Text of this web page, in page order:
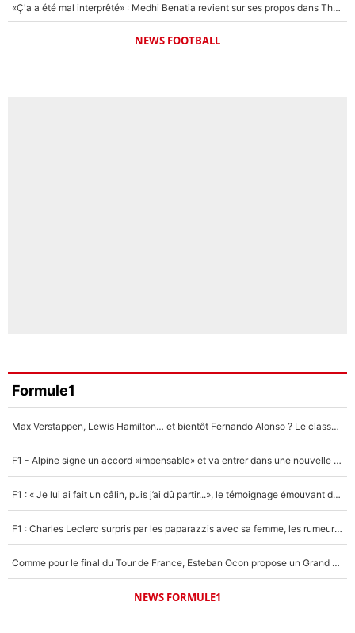
«Ç'a a été mal interprêté» : Medhi Benatia revient sur ses propos dans The Bridge et précise ses conditions pour rejoindre le PSG !
NEWS FOOTBALL
Formule1
Max Verstappen, Lewis Hamilton… et bientôt Fernando Alonso ? Le classement des pilotes les mieux payés en Formule 1 risque de changer !
F1 - Alpine signe un accord «impensable» et va entrer dans une nouvelle dimension : Grande nouvelle pour Pierre Gasly !
F1 : « Je lui ai fait un câlin, puis j’ai dû partir...», le témoignage émouvant de Max Verstappen sur sa fille
F1 : Charles Leclerc surpris par les paparazzis avec sa femme, les rumeurs étaient vraies !
Comme pour le final du Tour de France, Esteban Ocon propose un Grand Prix de Formule 1 à Paris : «Autour de l’Arc de Triomphe, ce serait génial» !
NEWS FORMULE1